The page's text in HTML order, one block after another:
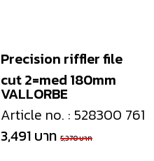
VALLORBE
Precision riffler file
cut 2=med 180mm
Article no. : 528300 761
3,491 บาท 5,370 บาท